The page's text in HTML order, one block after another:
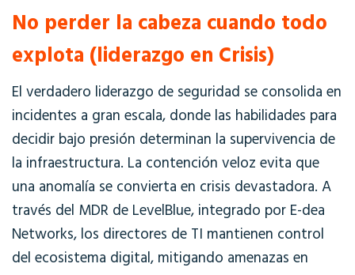
No perder la cabeza cuando todo
explota (liderazgo en Crisis)
El verdadero liderazgo de seguridad se consolida en
incidentes a gran escala, donde las habilidades para
decidir bajo presión determinan la supervivencia de
la infraestructura. La contención veloz evita que
una anomalía se convierta en crisis devastadora. A
través del MDR de LevelBlue, integrado por E-dea
Networks, los directores de TI mantienen control
del ecosistema digital, mitigando amenazas en